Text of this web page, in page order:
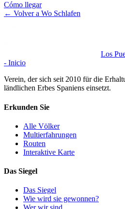
Cómo llegar
← Volver a Wo Schlafen
Los
- Inicio
Verein, der sich seit 2010 für die
ländlichen Erbes Spaniens einsetzt.
Erkunden Sie
Alle Völker
Multierfahrungen
Routen
Interaktive Karte
Das Siegel
Das Siegel
Wie wird sie gewonnen?